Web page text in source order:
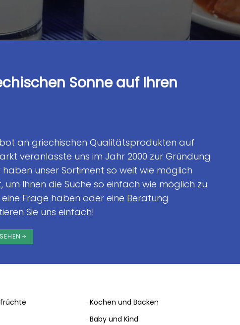
Sonne auf Ihren
an griechischen Qualitätsprodukten auf
veranlasste uns im Jahr 2000 zur Gründung
haben unser Sortiment so weit wie möglich
um Ihnen die Suche so einfach wie möglich zu
eine Frage haben oder eine Beratung
Sie uns einfach!
Kochen und Backen
Baby und Kind